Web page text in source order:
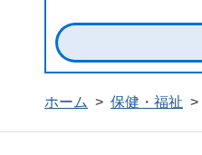
ホーム > 保健・福祉 >